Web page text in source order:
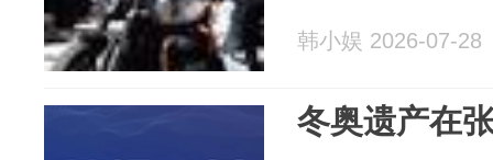
韩小娱 2026-07-28
冬奥遗产在